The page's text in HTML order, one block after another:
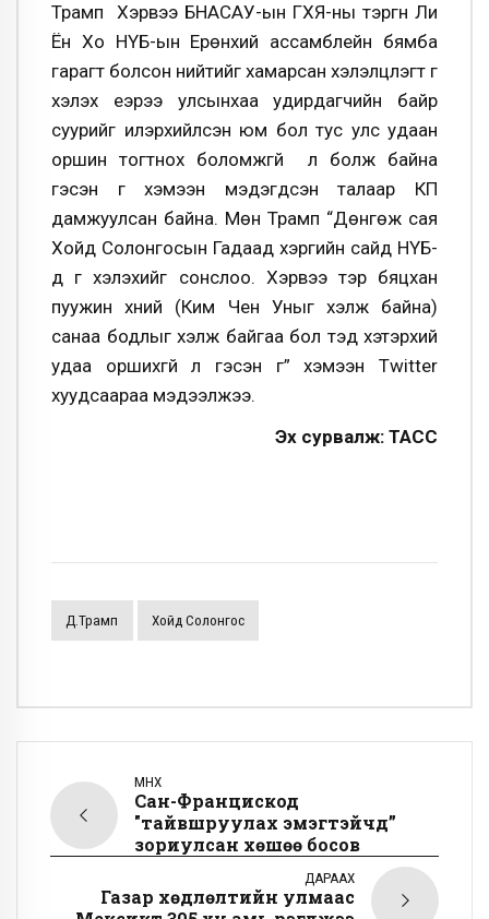
Трамп Хэрвээ БНАСАУ-ын ГХЯ-ны тэргүүн Ли
Ён Хо НҮБ-ын Ерөнхий ассамблейн бямба
гарагт болсон нийтийг хамарсан хэлэлцүүлэгт үг
хэлэх үеэрээ улсынхаа удирдагчийн байр
суурийг илэрхийлсэн юм бол тус улс удаан
оршин тогтнох боломжгүй л болж байна
гэсэн үг хэмээн мэдэгдсэн талаар КП
дамжуулсан байна. Мөн Трамп “Дөнгөж сая
Хойд Солонгосын Гадаад хэргийн сайд НҮБ-
д үг хэлэхийг сонслоо. Хэрвээ тэр бяцхан
пуужин хүний (Ким Чен Уныг хэлж байна)
санаа бодлыг хэлж байгаа бол тэд хэтэрхий
удаа оршихгүй л гэсэн үг” хэмээн Twitter
хуудсаараа мэдээлжээ.
Эх сурвалж: ТАСС
Д.Трамп Хойд Солонгос
ӨМНӨХ
Сан-Францискод
"тайвшруулах эмэгтэйчүүд”
зориулсан хөшөө босов
ДАРААХ
Газар хөдлөлтийн улмаас